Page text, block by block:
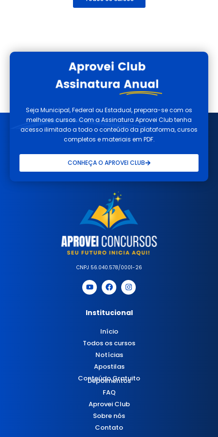
Seja Municipal, Federal ou Estadual, prepara-se com os
melhores cursos. Com a Assinatura Aprovei Club tenha
acesso ilimitado a todo o conteúdo da plataforma, cursos
completos e materiais em PDF.
CONHEÇA O APROVEI CLUB
CNPJ 56.040.578/0001-26
Institucional
Início
Todos os cursos
Notícias
Apostilas
Conteúdo Gratuito
Depoimentos
FAQ
Aprovei Club
Sobre nós
Contato